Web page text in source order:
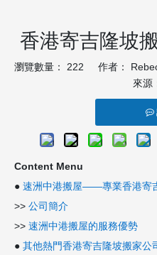
香港寄吉隆坡
瀏覽數量： 222 作者：
來源
Content Menu
● 速洲中港搬屋——專業香港寄
>> 公司簡介
>> 速洲中港搬屋的服務優勢
● 其他熱門香港寄吉隆坡搬家公